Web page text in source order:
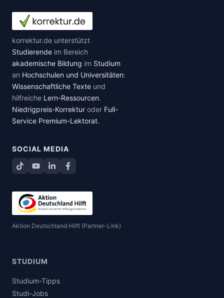
korrektur.de unterstützt
Studierende im Bereich
akademische Bildung im Studium
an Hochschulen und Universitäten:
Wissenschaftliche Texte und
hilfreiche Lern-Ressourcen.
Niedrigpreis-Korrektur oder Full-
Service Premium-Lektorat.
SOCIAL MEDIA
TikTokYouTube
LinkedInFacebook teilen
Aktion Deutschland Hilft (Partner-Link)
STUDIUM
Studium-Tipps
Studi-Jobs